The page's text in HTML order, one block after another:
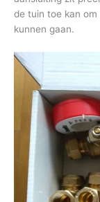
de tuin toe kan
kunnen gaan.